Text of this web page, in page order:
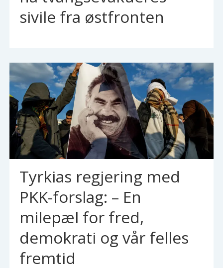
sivile fra østfronten
Tyrkias regjering med
PKK-forslag: – En
milepæl for fred,
demokrati og vår felles
fremtid